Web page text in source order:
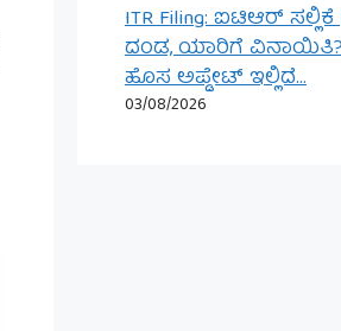
ITR Filing: ಐಟಿಆರ್
ದಂಡ, ಯಾರಿಗೆ
ಹೊಸ ಅಪ್ಡೇಟ್ ಇಲ್ಲಿದೆ…
03/08/2026